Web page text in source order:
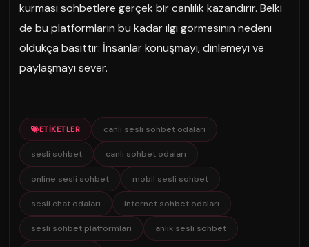
kurması sohbetlere gerçek bir canlılık kazandırır. Belki
de bu platformların bu kadar ilgi görmesinin nedeni
oldukça basittir: İnsanlar konuşmayı, dinlemeyi ve
paylaşmayı sever.
ETIKETLER canlı sesli sohbet odaları
sesli sohbet canlı sohbet odaları
online sesli sohbet mobil sesli sohbet
sesli chat odaları internet sohbet odaları
sesli sohbet platformları anlık sesli sohbet